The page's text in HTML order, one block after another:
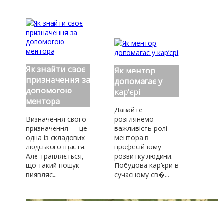
Як знайти своє
призначення за
допомогою
ментора
Визначення свого
призначення — це
одна із складових
людського щастя.
Але трапляється,
що такий пошук
виявляє...
Як ментор
допомагає у
кар’єрі
Давайте
розглянемо
важливість ролі
ментора в
професійному
розвитку людини.
Побудова кар’єри в
сучасному св�...